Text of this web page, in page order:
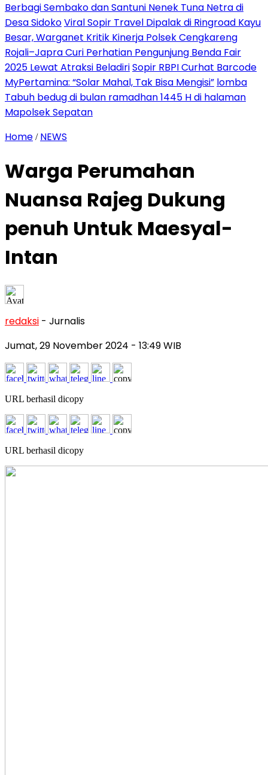
Berbagi Sembako dan Santuni Nenek Tuna Netra di
Desa SidokoViral Sopir Travel Dipalak di Ringroad Kayu
Besar, Warganet Kritik Kinerja Polsek Cengkareng
Rojali–Japra Curi Perhatian Pengunjung Benda Fair
2025 Lewat Atraksi BeladiriSopir RBPI Curhat Barcode
MyPertamina: “Solar Mahal, Tak Bisa Mengisi” lomba
Tabuh bedug di bulan ramadhan 1445 H di halaman
Mapolsek Sepatan
Home / NEWS
Warga Perumahan
Nuansa Rajeg Dukung
penuh Untuk Maesyal-
Intan
redaksi - Jurnalis
Jumat, 29 November 2024 - 13:49 WIB
URL berhasil dicopy
URL berhasil dicopy